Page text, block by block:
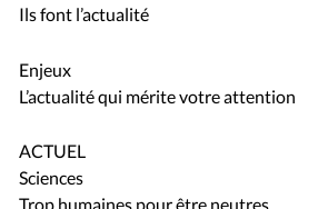
Ils font l’actualité
Enjeux
L’actualité qui mérite votre attention
ACTUEL
Sciences
Trop humaines pour être neutres